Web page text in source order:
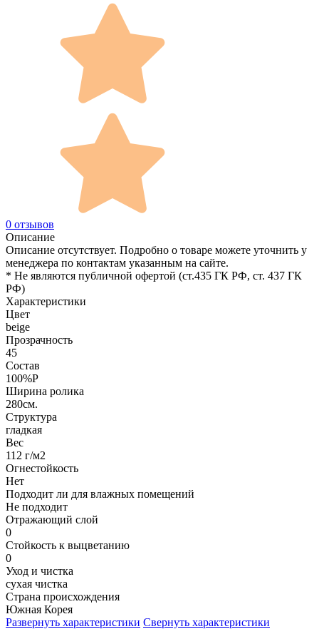
0 отзывов
Описание
Описание отсутствует. Подробно о товаре можете уточнить у
менеджера по контактам указанным на сайте.
* Не являются публичной офертой (ст.435 ГК РФ, cт. 437 ГК
РФ)
Характеристики
Цвет
beige
Прозрачность
45
Состав
100%P
Ширина ролика
280см.
Структура
гладкая
Вес
112 г/м2
Огнестойкость
Нет
Подходит ли для влажных помещений
Не подходит
Отражающий слой
0
Стойкость к выцветанию
0
Уход и чистка
сухая чистка
Страна происхождения
Южная Корея
Развернуть характеристики Свернуть характеристики